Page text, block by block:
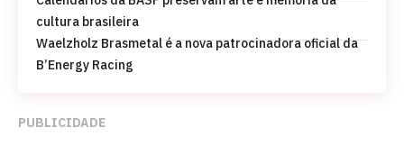
cultura brasileira
Waelzholz Brasmetal é a nova patrocinadora oficial da
B’Energy Racing
PUBLICIDADE